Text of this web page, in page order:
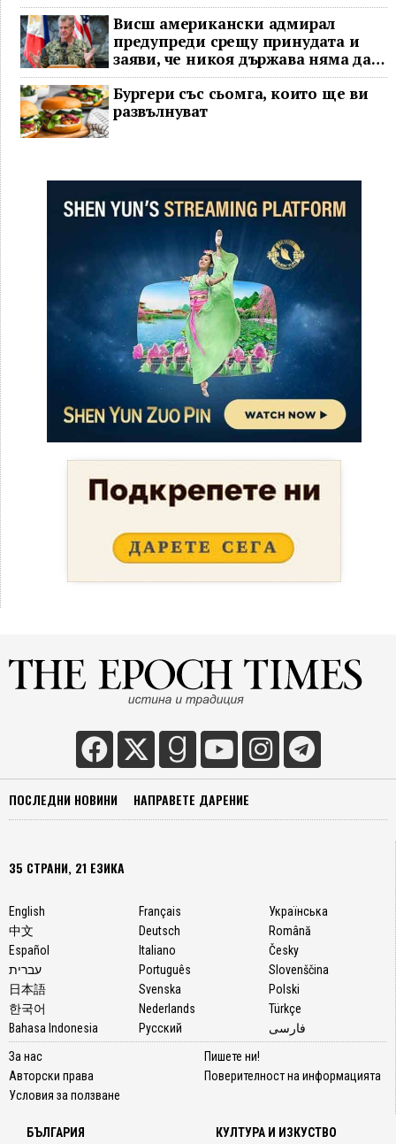
Висш американски адмирал
предупреди срещу принудата и
заяви, че никоя държава няма да
доминира в Индо-Тихоокеанския
регион
Бургери със сьомга, които ще ви
развълнуват
ПОСЛЕДНИ НОВИНИ НАПРАВЕТЕ ДАРЕНИЕ
35 СТРАНИ, 21 ЕЗИКА
English
中文
Español
עברית
日本語
한국어
Bahasa Indonesia
Français
Deutsch
Italiano
Português
Svenska
Nederlands
Русский
Українська
Română
Česky
Slovenščina
Polski
Türkçe
فارسی
За нас
Авторски права
Условия за ползване
Пишете ни!
Поверителност на информацията
БЪЛГАРИЯ КУЛТУРА И ИЗКУСТВО